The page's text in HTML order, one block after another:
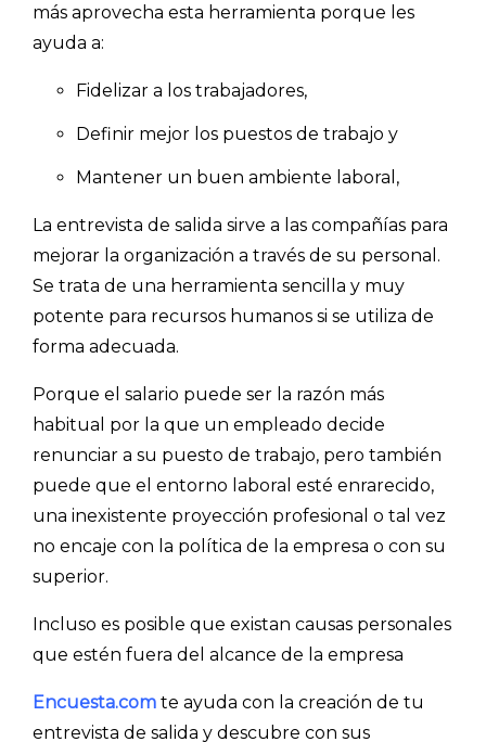
más aprovecha esta herramienta porque les
ayuda a:
Fidelizar a los trabajadores,
Definir mejor los puestos de trabajo y
Mantener un buen ambiente laboral,
La entrevista de salida sirve a las compañías para
mejorar la organización a través de su personal.
Se trata de una herramienta sencilla y muy
potente para recursos humanos si se utiliza de
forma adecuada.
Porque el salario puede ser la razón más
habitual por la que un empleado decide
renunciar a su puesto de trabajo, pero también
puede que el entorno laboral esté enrarecido,
una inexistente proyección profesional o tal vez
no encaje con la política de la empresa o con su
superior.
Incluso es posible que existan causas personales
que estén fuera del alcance de la empresa
Encuesta.com te ayuda con la creación de tu
entrevista de salida y descubre con sus